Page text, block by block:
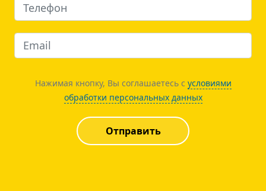
Нажимая кнопку, Вы соглашаетесь с условиями
обработки персональных данных
Отправить